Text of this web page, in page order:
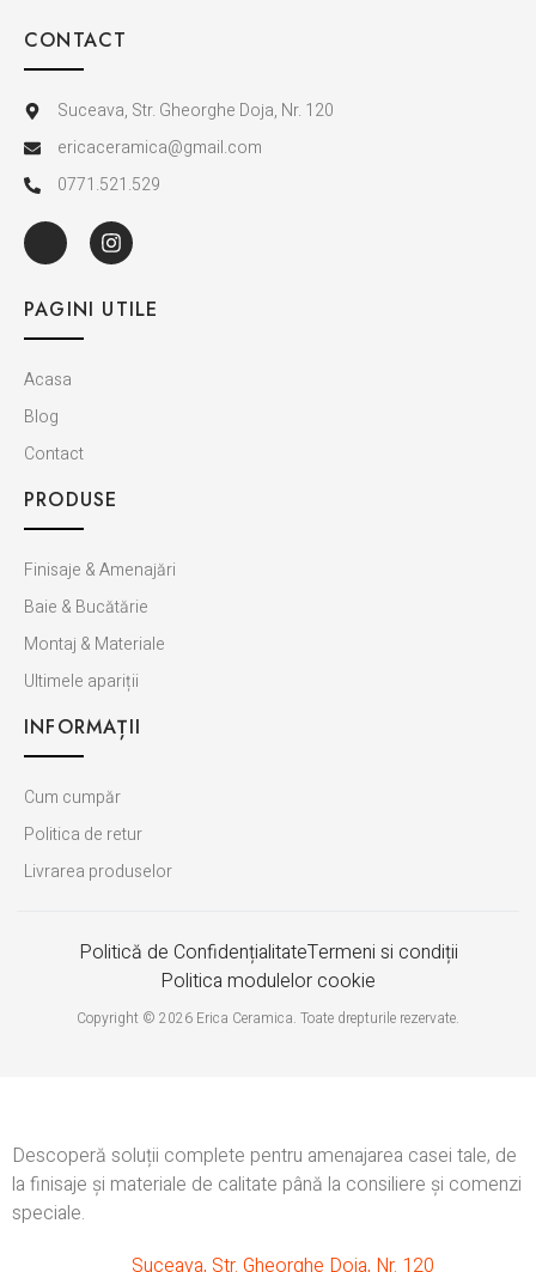
CONTACT
Suceava, Str. Gheorghe Doja, Nr. 120
ericaceramica@gmail.com
0771.521.529
PAGINI UTILE
Acasa
Blog
Contact
PRODUSE
Finisaje & Amenajări
Baie & Bucătărie
Montaj & Materiale
Ultimele apariții
INFORMAȚII
Cum cumpăr
Politica de retur
Livrarea produselor
Politică de ConfidențialitateTermeni si condiții
Politica modulelor cookie
Copyright © 2026 Erica Ceramica. Toate drepturile rezervate.
Descoperă soluții complete pentru amenajarea casei tale, de
la finisaje și materiale de calitate până la consiliere și comenzi
speciale.